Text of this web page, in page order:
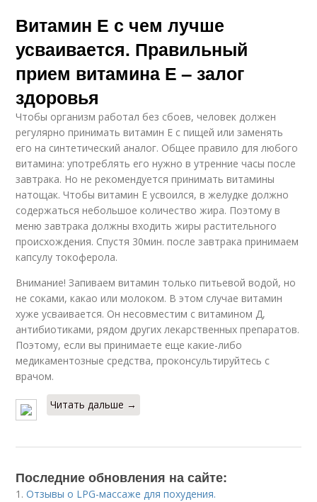
Витамин Е с чем лучше
усваивается. Правильный
прием витамина Е – залог
здоровья
Чтобы организм работал без сбоев, человек должен
регулярно принимать витамин Е с пищей или заменять
его на синтетический аналог. Общее правило для любого
витамина: употреблять его нужно в утренние часы после
завтрака. Но не рекомендуется принимать витамины
натощак. Чтобы витамин Е усвоился, в желудке должно
содержаться небольшое количество жира. Поэтому в
меню завтрака должны входить жиры растительного
происхождения. Спустя 30мин. после завтрака принимаем
капсулу токоферола.
Внимание! Запиваем витамин только питьевой водой, но
не соками, какао или молоком. В этом случае витамин
хуже усваивается. Он несовместим с витамином Д,
антибиотиками, рядом других лекарственных препаратов.
Поэтому, если вы принимаете еще какие-либо
медикаментозные средства, проконсультируйтесь с
врачом.
Читать дальше →
Последние обновления на сайте:
1.Отзывы о LPG-массаже для похудения.